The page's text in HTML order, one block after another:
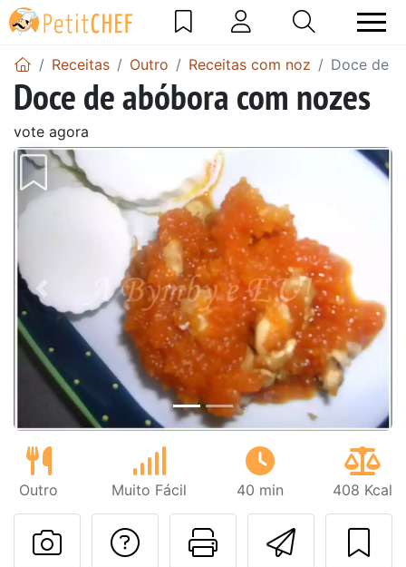
Receitas Outro Receitas com noz Doce de
Doce de abóbora com nozes
vote agora
Anterior Next
Outro Muito Fácil 40 min 408 Kcal
Imprima
Falar com o autor